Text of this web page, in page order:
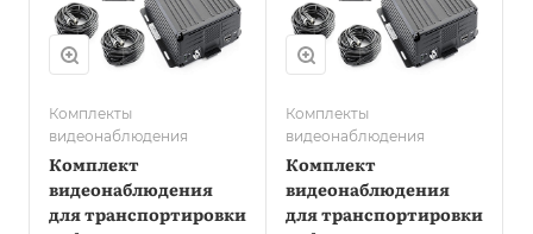
Комплекты
видеонаблюдения
Комплект
видеонаблюдения
для транспортировки
Комплекты
видеонаблюдения
Комплект
видеонаблюдения
для транспортировки